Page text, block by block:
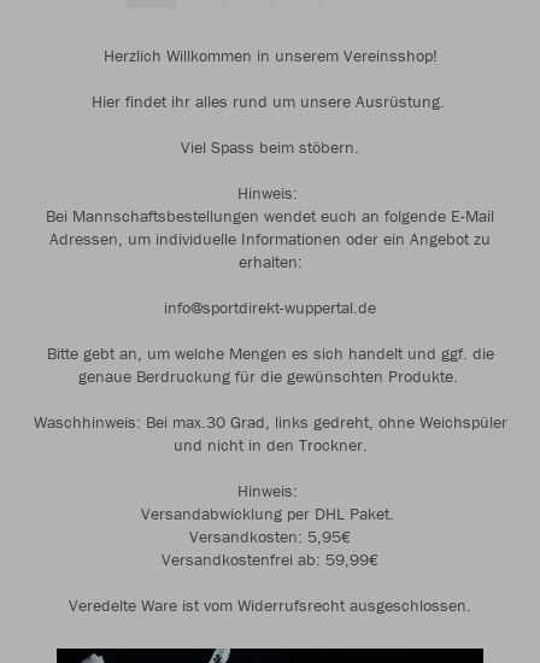
Herzlich Willkommen in unserem Vereinsshop!
Hier findet ihr alles rund um unsere Ausrüstung.
Viel Spass beim stöbern.
Hinweis:
Bei Mannschaftsbestellungen wendet euch an folgende E-Mail
Adressen, um individuelle Informationen oder ein Angebot zu
erhalten:
info@sportdirekt-wuppertal.de
Bitte gebt an, um welche Mengen es sich handelt und ggf. die
genaue Berdruckung für die gewünschten Produkte.
Waschhinweis: Bei max.30 Grad, links gedreht, ohne Weichspüler
und nicht in den Trockner.
Hinweis:
Versandabwicklung per DHL Paket.
Versandkosten: 5,95€
Versandkostenfrei ab: 59,99€
Veredelte Ware ist vom Widerrufsrecht ausgeschlossen.